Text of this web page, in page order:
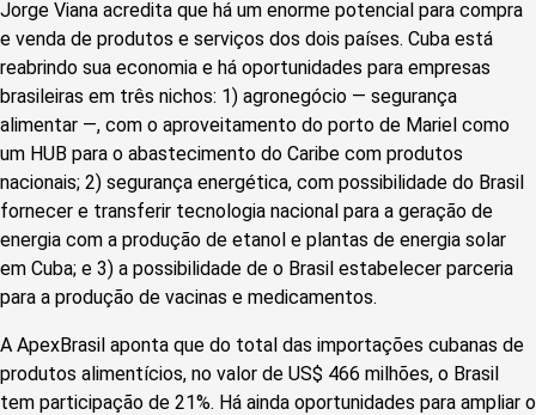
Jorge Viana acredita que há um enorme potencial para compra
e venda de produtos e serviços dos dois países. Cuba está
reabrindo sua economia e há oportunidades para empresas
brasileiras em três nichos: 1) agronegócio — segurança
alimentar —, com o aproveitamento do porto de Mariel como
um HUB para o abastecimento do Caribe com produtos
nacionais; 2) segurança energética, com possibilidade do Brasil
fornecer e transferir tecnologia nacional para a geração de
energia com a produção de etanol e plantas de energia solar
em Cuba; e 3) a possibilidade de o Brasil estabelecer parceria
para a produção de vacinas e medicamentos.
A ApexBrasil aponta que do total das importações cubanas de
produtos alimentícios, no valor de US$ 466 milhões, o Brasil
tem participação de 21%. Há ainda oportunidades para ampliar o